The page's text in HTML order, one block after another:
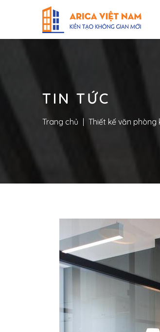
TIN TỨC
Trang chủ Thiết kế văn phòng